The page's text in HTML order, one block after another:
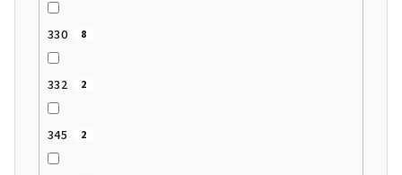
330 8
332 2
345 2